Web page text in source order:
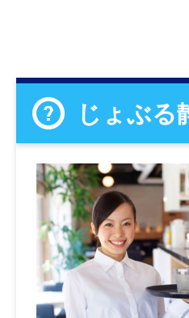
じょぶる